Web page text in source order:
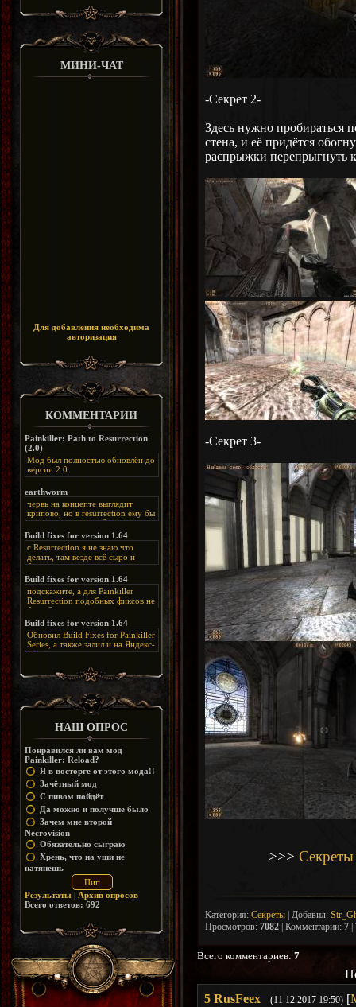
МИНИ-ЧАТ
Для добавления необходима
авторизация
КОММЕНТАРИИ
Painkiller: Path to Resurrection
(2.0)
Мод был полностью обновлён до
версии 2.0
Альтернативная
ссылка:
FzzDkRlC8Q
earthworm
червь на концепте выглядит
крипово, но в resurrection ему бы
нашлось место, особенно в
каких-нибудь подземных
катакомбах. жаль, что половину
задумок там вырезали, зато и
рпгшности меньше. build fixes
спасибо что перезалили на
яндекс. а вот в комментах на
сайте у меня пару раз вылезала
левая вставка
https://uzbekmelbet.com/ru/
дико отвлекает от обсуждения
скринов.
Build fixes for version 1.64
с Resurrection я не знаю что
делать, там везде всё сыро и
баговано, от чего и заниматься
этим не хочется, тут либо играть
как есть или искать патчи для
этого дополнения на moddb,
либо же на крайняк играть мод
Resurrection, но настолько что не
особо уже и узнаётся
Build fixes for version 1.64
подскажите, а для Painkiller
Resurrection подобных фиксов не
будет?
Build fixes for version 1.64
Обновил Build Fixes for Painkiller
Series, а также залил и на Яндекс-
Диск
https://disk.yandex.ru/d/_zvZekuO5FTd3Q
НАШ ОПРОС
Понравился ли вам мод
Painkiller: Reload?
Я в восторге от этого мода!!
Зачётный мод
С пивом пойдёт
Да можно и получше было
Зачем мне второй
Necrovision
Обязательно сыграю
Хрень, что на уши не
натянешь
Результаты | Архив опросов
Всего ответов: 692
-Секрет 2-
Здесь нужно пробираться
стена, и её придётся
распрыжки перепрыгнуть
-Секрет 3-
>>>
Категория: Секреты Добавил:
Просмотров: 7082 Комментарии: 7
Всего комментариев: 7
5 RusFeex (11.12.2017 19:50) [